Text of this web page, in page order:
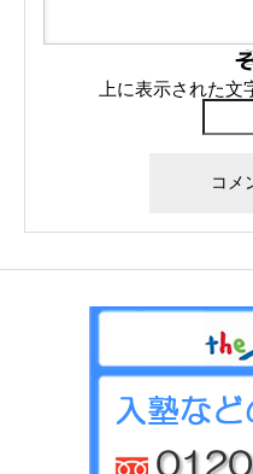
上に表示された文